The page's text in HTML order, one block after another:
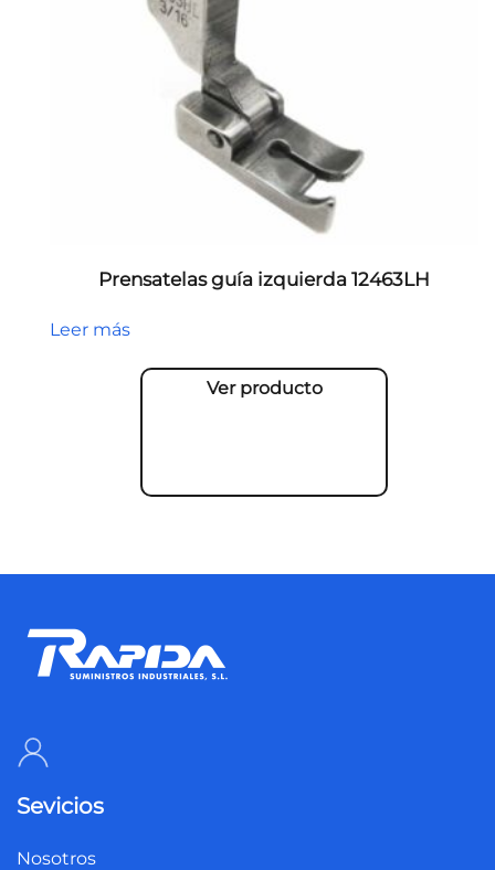
Prensatelas guía izquierda 12463LH
Leer más
Ver producto
Sevicios
Nosotros